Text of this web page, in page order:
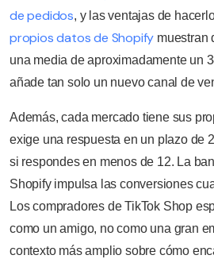
de pedidos, y las ventajas de
propios datos de Shopify muestran
una media de aproximadamente un
añade tan solo un nuevo canal de
Además, cada mercado tiene sus
exige una respuesta en un plazo de
si respondes en menos de 12. La
Shopify impulsa las conversiones
Los compradores de TikTok Shop
como un amigo, no como una gran
contexto más amplio sobre cómo